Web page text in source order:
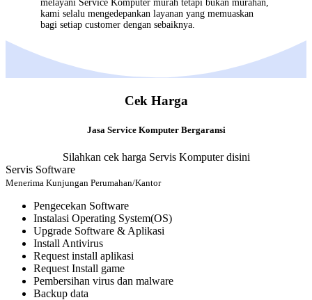
melayani Service Komputer murah tetapi bukan murahan,
kami selalu mengedepankan layanan yang memuaskan
bagi setiap customer dengan sebaiknya.
Cek Harga
Jasa Service Komputer Bergaransi
Silahkan cek harga Servis Komputer disini
Servis Software
Menerima Kunjungan Perumahan/Kantor
Pengecekan Software
Instalasi Operating System(OS)
Upgrade Software & Aplikasi
Install Antivirus
Request install aplikasi
Request Install game
Pembersihan virus dan malware
Backup data